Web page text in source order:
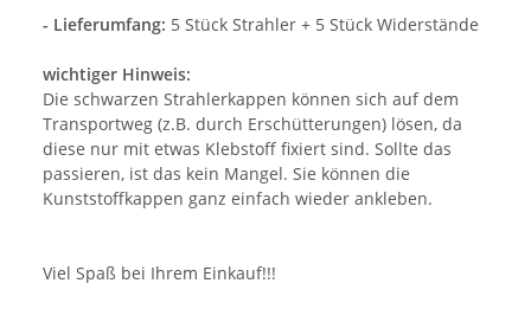
- Lieferumfang: 5 Stück Strahler + 5 Stück Widerstände
wichtiger Hinweis:
Die schwarzen Strahlerkappen können sich auf dem
Transportweg (z.B. durch Erschütterungen) lösen, da
diese nur mit etwas Klebstoff fixiert sind. Sollte das
passieren, ist das kein Mangel. Sie können die
Kunststoffkappen ganz einfach wieder ankleben.
Viel Spaß bei Ihrem Einkauf!!!